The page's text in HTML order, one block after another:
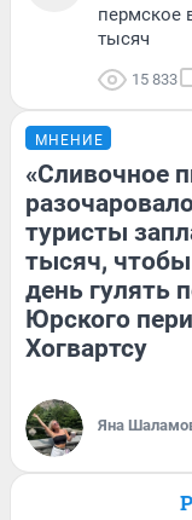
пермское
тысяч
15 833
МНЕНИЕ
«Сливочное
туристы
тысяч,
день гулять
Юрского
Хогвартсу
Яна